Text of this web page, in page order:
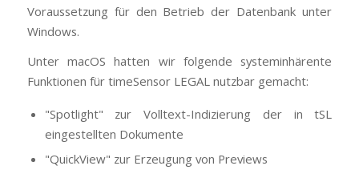
Voraussetzung für den Betrieb der Datenbank unter
Windows.
Unter macOS hatten wir folgende systeminhärente
Funktionen für timeSensor LEGAL nutzbar gemacht:
"Spotlight" zur Volltext-Indizierung der in tSL
eingestellten Dokumente
"QuickView" zur Erzeugung von Previews